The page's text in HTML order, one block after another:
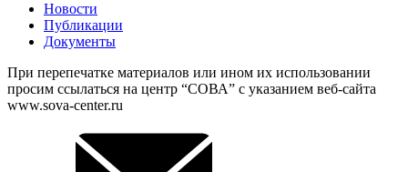
Новости
Публикации
Документы
При перепечатке материалов или ином их использовании
просим ссылаться на центр “СОВА” с указанием веб-сайта
www.sova-center.ru